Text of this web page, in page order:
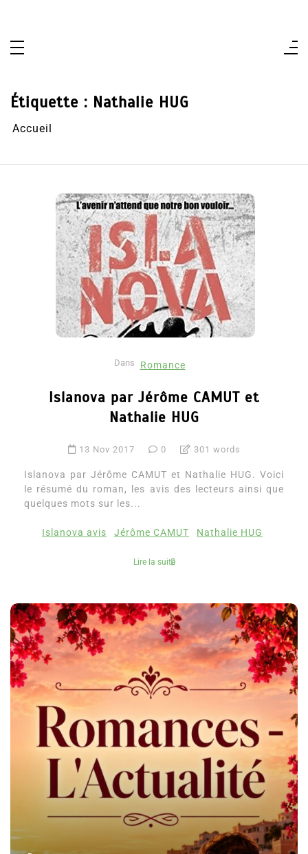
Étiquette : Nathalie HUG
Accueil
Dans Romance
Islanova par Jérôme CAMUT et
Nathalie HUG
13 Nov 2017 0 301 words
Islanova par Jérôme CAMUT et Nathalie HUG. Voici
le résumé du roman, les avis des lecteurs ainsi que
quelques mots sur les...
Islanova avis Jérôme CAMUT Nathalie HUG
Lire la suite